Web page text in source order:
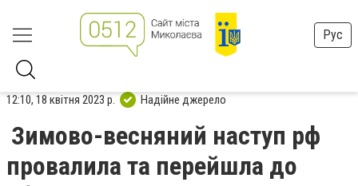
Рус
12:10, 18 квітня 2023 р. Надійне джерело
Зимово-весняний наступ рф
провалила та перейшла до